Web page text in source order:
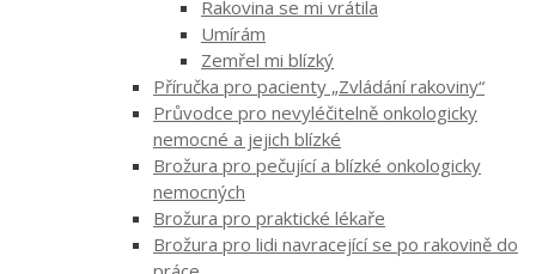
Rakovina se mi vrátila
Umírám
Zemřel mi blízký
Příručka pro pacienty „Zvládání rakoviny“
Průvodce pro nevyléčitelně onkologicky
nemocné a jejich blízké
Brožura pro pečující a blízké onkologicky
nemocných
Brožura pro praktické lékaře
Brožura pro lidi navracející se po rakovině do